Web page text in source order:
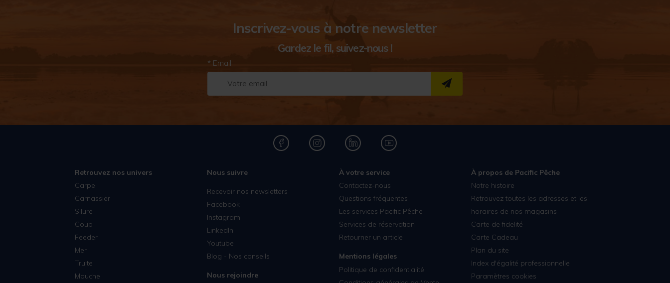
Inscrivez-vous à notre newsletter
Gardez le fil, suivez-nous !
* Email
S''INSCRIRE
Retrouvez nos univers
Carpe
Carnassier
Silure
Coup
Feeder
Mer
Truite
Mouche
Nous suivre
Recevoir nos newsletters
Facebook
Instagram
LinkedIn
Youtube
Blog - Nos conseils
Nous rejoindre
À votre service
Contactez-nous
Questions fréquentes
Les services Pacific Pêche
Services de réservation
Retourner un article
Mentions légales
Politique de confidentialité
À propos de Pacific Pêche
Notre histoire
Retrouvez toutes les adresses et les
horaires de nos magasins
Carte de fidelité
Carte Cadeau
Plan du site
Index d'égalité professionnelle
Paramètres cookies